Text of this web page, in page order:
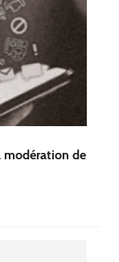
modération de